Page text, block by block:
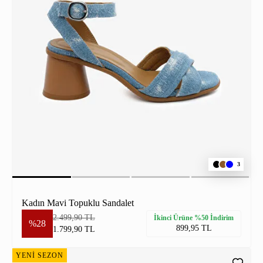
3
Kadın Mavi Topuklu Sandalet
%28
2.499,90 TL
1.799,90 TL
İkinci Ürüne %50 İndirim
899,95 TL
YENİ SEZON